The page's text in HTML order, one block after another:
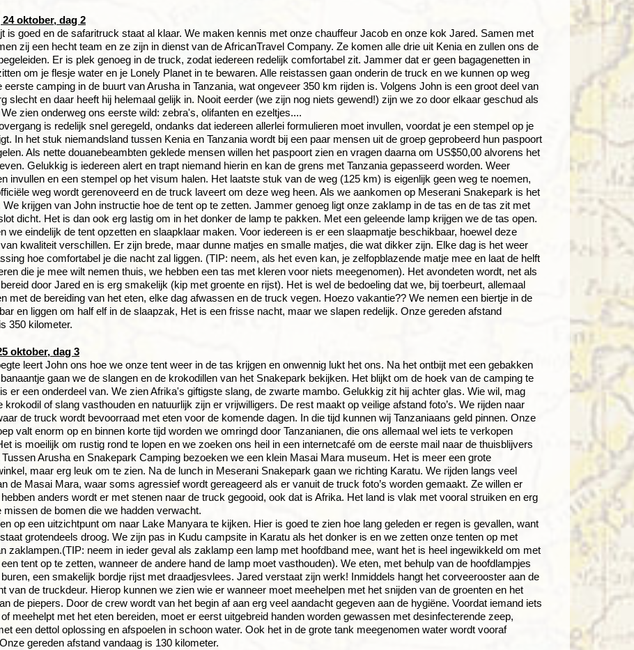
oktober, dag 2
is goed en de safaritruck staat al klaar. We maken kennis met onze chauffeur Jacob en onze kok Jared. Samen met
zij een hecht team en ze zijn in dienst van de AfricanTravel Company. Ze komen alle drie uit Kenia en zullen ons de
Er is plek genoeg in de truck, zodat iedereen redelijk comfortabel zit. Jammer dat er geen bagagenetten in
om je flesje water en je Lonely Planet in te bewaren. Alle reistassen gaan onderin de truck en we kunnen op weg
eerste camping in de buurt van Arusha in Tanzania, wat ongeveer 350 km rijden is. Volgens John is een groot deel van
slecht en daar heeft hij helemaal gelijk in. Nooit eerder (we zijn nog niets gewend!) zijn we zo door elkaar geschud als
zien onderweg ons eerste wild: zebra's, olifanten en ezeltjes....
is redelijk snel geregeld, ondanks dat iedereen allerlei formulieren moet invullen, voordat je een stempel op je
In het stuk niemandsland tussen Kenia en Tanzania wordt bij een paar mensen uit de groep geprobeerd hun paspoort
Als nette douanebeambten geklede mensen willen het paspoort zien en vragen daarna om US$50,00 alvorens het
Gelukkig is iedereen alert en trapt niemand hierin en kan de grens met Tanzania gepasseerd worden. Weer
invullen en een stempel op het visum halen. Het laatste stuk van de weg (125 km) is eigenlijk geen weg te noemen,
weg wordt gerenoveerd en de truck laveert om deze weg heen. Als we aankomen op Meserani Snakepark is het
We krijgen van John instructie hoe de tent op te zetten. Jammer genoeg ligt onze zaklamp in de tas en de tas zit met
dicht. Het is dan ook erg lastig om in het donker de lamp te pakken. Met een geleende lamp krijgen we de tas open.
we eindelijk de tent opzetten en slaapklaar maken. Voor iedereen is er een slaapmatje beschikbaar, hoewel deze
kwaliteit verschillen. Er zijn brede, maar dunne matjes en smalle matjes, die wat dikker zijn. Elke dag is het weer
hoe comfortabel je die nacht zal liggen. (TIP: neem, als het even kan, je zelfopblazende matje mee en laat de helft
die je mee wilt nemen thuis, we hebben een tas met kleren voor niets meegenomen). Het avondeten wordt, net als
door Jared en is erg smakelijk (kip met groente en rijst). Het is wel de bedoeling dat we, bij toerbeurt, allemaal
met de bereiding van het eten, elke dag afwassen en de truck vegen. Hoezo vakantie?? We nemen een biertje in de
en liggen om half elf in de slaapzak, Het is een frisse nacht, maar we slapen redelijk. Onze gereden afstand
350 kilometer.
oktober, dag 3
leert John ons hoe we onze tent weer in de tas krijgen en onwennig lukt het ons. Na het ontbijt met een gebakken
gaan we de slangen en de krokodillen van het Snakepark bekijken. Het blijkt om de hoek van de camping te
er een onderdeel van. We zien Afrika's giftigste slang, de zwarte mambo. Gelukkig zit hij achter glas. Wie wil, mag
krokodil of slang vasthouden en natuurlijk zijn er vrijwilligers. De rest maakt op veilige afstand foto’s. We rijden naar
de truck wordt bevoorraad met eten voor de komende dagen. In die tijd kunnen wij Tanzaniaans geld pinnen. Onze
valt enorm op en binnen korte tijd worden we omringd door Tanzanianen, die ons allemaal wel iets te verkopen
is moeilijk om rustig rond te lopen en we zoeken ons heil in een internetcafé om de eerste mail naar de thuisblijvers
Arusha en Snakepark Camping bezoeken we een klein Masai Mara museum. Het is meer een grote
maar erg leuk om te zien. Na de lunch in Meserani Snakepark gaan we richting Karatu. We rijden langs veel
de Masai Mara, waar soms agressief wordt gereageerd als er vanuit de truck foto’s worden gemaakt. Ze willen er
anders wordt er met stenen naar de truck gegooid, ook dat is Afrika. Het land is vlak met vooral struiken en erg
missen de bomen die we hadden verwacht.
op een uitzichtpunt om naar Lake Manyara te kijken. Hier is goed te zien hoe lang geleden er regen is gevallen, want
grotendeels droog. We zijn pas in Kudu campsite in Karatu als het donker is en we zetten onze tenten op met
zaklampen.(TIP: neem in ieder geval als zaklamp een lamp met hoofdband mee, want het is heel ingewikkeld om met
tent op te zetten, wanneer de andere hand de lamp moet vasthouden). We eten, met behulp van de hoofdlampjes
een smakelijk bordje rijst met draadjesvlees. Jared verstaat zijn werk! Inmiddels hangt het corveerooster aan de
van de truckdeur. Hierop kunnen we zien wie er wanneer moet meehelpen met het snijden van de groenten en het
de piepers. Door de crew wordt van het begin af aan erg veel aandacht gegeven aan de hygiëne. Voordat iemand iets
meehelpt met het eten bereiden, moet er eerst uitgebreid handen worden gewassen met desinfecterende zeep,
een dettol oplossing en afspoelen in schoon water. Ook het in de grote tank meegenomen water wordt vooraf
gereden afstand vandaag is 130 kilometer.